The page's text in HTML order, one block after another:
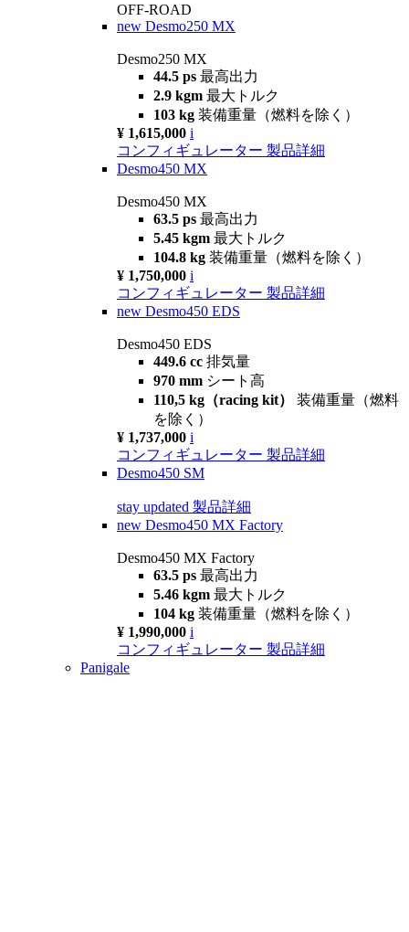
OFF-ROAD
new Desmo250 MX
Desmo250 MX
44.5 ps 最高出力
2.9 kgm 最大トルク
103 kg 装備重量（燃料を除く）
¥ 1,615,000 i
コンフィギュレーター 製品詳細
Desmo450 MX
Desmo450 MX
63.5 ps 最高出力
5.45 kgm 最大トルク
104.8 kg 装備重量（燃料を除く）
¥ 1,750,000 i
コンフィギュレーター 製品詳細
new Desmo450 EDS
Desmo450 EDS
449.6 cc 排気量
970 mm シート高
110,5 kg（racing kit） 装備重量（燃料
を除く）
¥ 1,737,000 i
コンフィギュレーター 製品詳細
Desmo450 SM
stay updated 製品詳細
new Desmo450 MX Factory
Desmo450 MX Factory
63.5 ps 最高出力
5.46 kgm 最大トルク
104 kg 装備重量（燃料を除く）
¥ 1,990,000 i
コンフィギュレーター 製品詳細
Panigale